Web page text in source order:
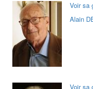
Voir sa
Alain
Voir sa